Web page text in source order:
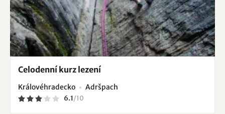
Celodenní kurz lezení
Královéhradecko Adršpach
6.1/10